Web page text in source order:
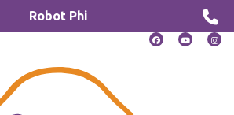
Robot Phi